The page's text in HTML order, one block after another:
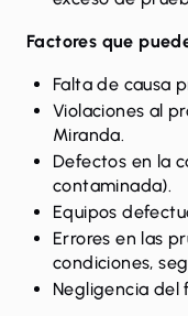
Factores que
Falta de causa
Violaciones al
Miranda.
Defectos en la
contaminada).
Equipos
Errores en las
condiciones,
Negligencia del